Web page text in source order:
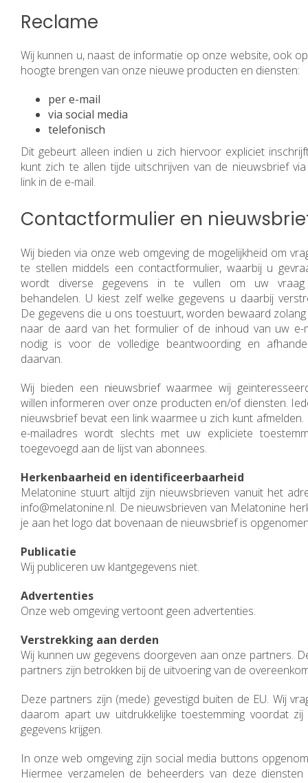
Reclame
Wij kunnen u, naast de informatie op onze website, ook
hoogte brengen van onze nieuwe producten en diensten:
per e-mail
via social media
telefonisch
Dit gebeurt alleen indien u zich hiervoor expliciet
kunt zich te allen tijde uitschrijven van de nieuwsbrief
link in de e-mail.
Contactformulier en
Wij bieden via onze web omgeving de mogelijkheid om
te stellen middels een contactformulier, waarbij u
wordt diverse gegevens in te vullen om uw
behandelen. U kiest zelf welke gegevens u daarbij
De gegevens die u ons toestuurt, worden bewaard
naar de aard van het formulier of de inhoud van uw e-
nodig is voor de volledige beantwoording en
daarvan.
Wij bieden een nieuwsbrief waarmee wij
willen informeren over onze producten en/of diensten.
nieuwsbrief bevat een link waarmee u zich kunt afmelden.
e-mailadres wordt slechts met uw expliciete
toegevoegd aan de lijst van abonnees.
Herkenbaarheid en identificeerbaarheid
Melatonine stuurt altijd zijn nieuwsbrieven vanuit het
info@melatonine.nl. De nieuwsbrieven van Melatonine
je aan het logo dat bovenaan de nieuwsbrief is
Publicatie
Wij publiceren uw klantgegevens niet.
Advertenties
Onze web omgeving vertoont geen advertenties.
Verstrekking aan derden
Wij kunnen uw gegevens doorgeven aan onze partners.
partners zijn betrokken bij de uitvoering van de
Deze partners zijn (mede) gevestigd buiten de EU. Wij
daarom apart uw uitdrukkelijke toestemming voordat zij
gegevens krijgen.
In onze web omgeving zijn social media buttons
Hiermee verzamelen de beheerders van deze diensten